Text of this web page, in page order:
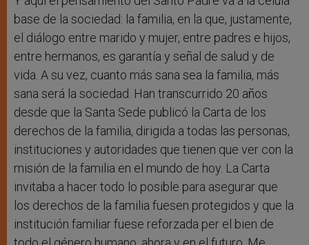
base de la sociedad: la familia, en la que, justamente,
el diálogo entre marido y mujer, entre padres e hijos,
entre hermanos, es garantía y señal de salud y de
vida. A su vez, cuanto más sana sea la familia, más
sana será la sociedad. Han transcurrido 20 años
desde que la Santa Sede publicó la Carta de los
derechos de la familia, dirigida a todas las personas,
instituciones y autoridades que tienen que ver con la
misión de la familia en el mundo de hoy. La Carta
invitaba a hacer todo lo posible para asegurar que
los derechos de la familia fuesen protegidos y que la
institución familiar fuese reforzada per el bien de